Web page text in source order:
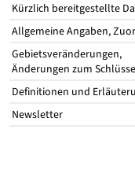
Kürzlich bereitgestellte
Allgemeine Angaben,
Gebietsveränderungen,
Änderungen zum
Definitionen und
Newsletter